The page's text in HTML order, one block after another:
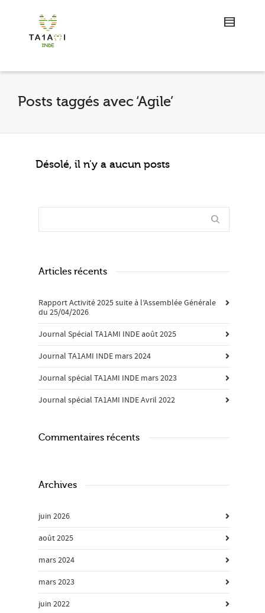
Posts taggés avec ‘Agile’
Désolé, il n'y a aucun posts
Articles récents
Rapport Activité 2025 suite à l’Assemblée Générale
du 25/04/2026
Journal Spécial TA1AMI INDE août 2025
Journal TA1AMI INDE mars 2024
Journal spécial TA1AMI INDE mars 2023
Journal spécial TA1AMI INDE Avril 2022
Commentaires récents
Archives
juin 2026
août 2025
mars 2024
mars 2023
juin 2022